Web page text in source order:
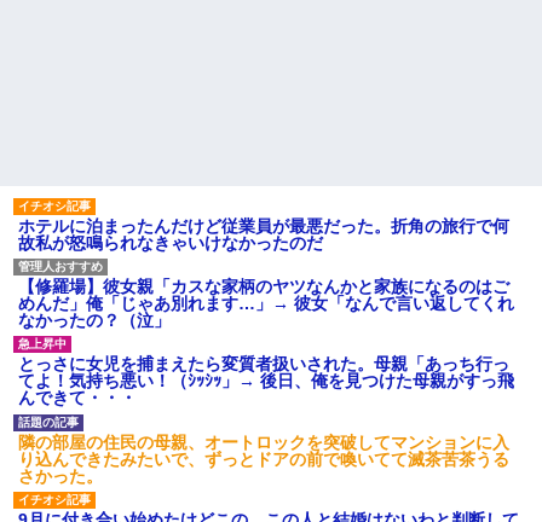
私「初めて飲む味だけどなん
のお茶？」彼「ちっ！」私「」
【GIF】JSのカンチョーワロ
タ
後続車にクラクションを鳴ら
され彼氏が逆切れ。「何クラク
ション鳴らしてんだ！降りてこ
いよ！」と怒鳴りだし...
【衝撃】報酬100万円超の治験
募集がこちらｗｗｗｗｗ(※画像
あり)
【ネット騒然】惨殺されたタ
ワマン頂き女子のこの動画、す
げえええええｗｗｗｗｗｗｗｗ
ｗｗｗ
【愕然】白のクラウン俺氏、
ホテルに泊まったんだけど従業員が最悪だった。折角の旅行で何
故私が怒鳴られなきゃいけなかったのだ
【修羅場】彼女親「カスな家柄のヤツなんかと家族になるのはご
めんだ」俺「じゃあ別れます…」→ 彼女「なんで言い返してくれ
なかったの？（泣」
とっさに女児を捕まえたら変質者扱いされた。母親「あっち行っ
てよ！気持ち悪い！（ｼｯｼｯ」→ 後日、俺を見つけた母親がすっ飛
んできて・・・
隣の部屋の住民の母親、オートロックを突破してマンションに入
り込んできたみたいで、ずっとドアの前で喚いてて滅茶苦茶うる
さかった。